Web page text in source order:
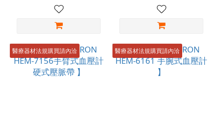
醫療器材法規購買請內洽 醫療器材法規購買請內洽